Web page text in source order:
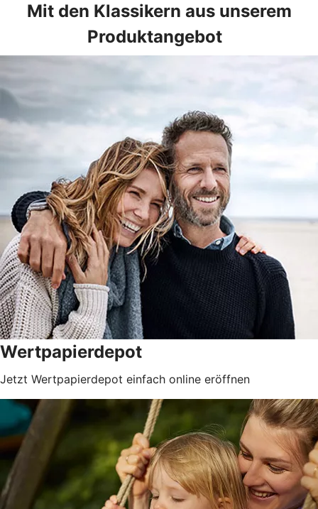
Mit den Klassikern aus unserem
Produktangebot
Wertpapierdepot
Jetzt Wertpapierdepot einfach online eröffnen